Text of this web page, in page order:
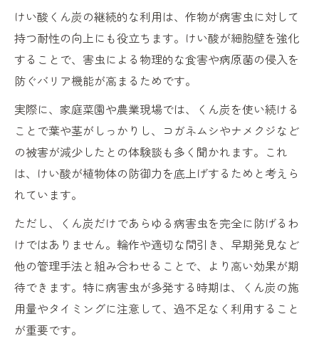
けい酸くん炭の継続的な利用は、作物が病害虫に対して
持つ耐性の向上にも役立ちます。けい酸が細胞壁を強化
することで、害虫による物理的な食害や病原菌の侵入を
防ぐバリア機能が高まるためです。
実際に、家庭菜園や農業現場では、くん炭を使い続ける
ことで葉や茎がしっかりし、コガネムシやナメクジなど
の被害が減少したとの体験談も多く聞かれます。これ
は、けい酸が植物体の防御力を底上げするためと考えら
れています。
ただし、くん炭だけであらゆる病害虫を完全に防げるわ
けではありません。輪作や適切な間引き、早期発見など
他の管理手法と組み合わせることで、より高い効果が期
待できます。特に病害虫が多発する時期は、くん炭の施
用量やタイミングに注意して、過不足なく利用すること
が重要です。